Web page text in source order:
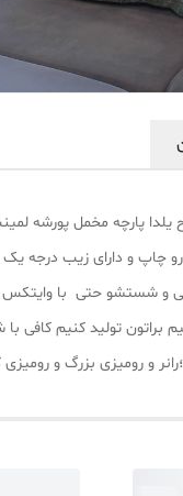
یلدا پارچه مخمل پورشه
چاپ و دارای زیب درجه
و شستشو حتی با وایتکس
کنیم کافی با شماره پشتیبانی
و رومیزی بزرگ و